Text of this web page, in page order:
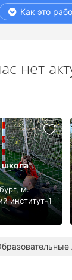
Как это
нет
школа
м.
институт-1